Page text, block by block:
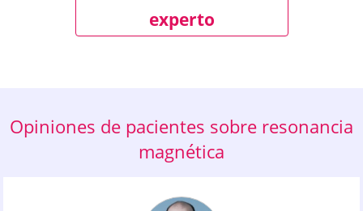
experto
Opiniones de pacientes sobre resonancia
magnética